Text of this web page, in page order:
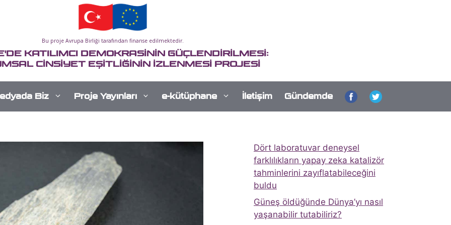
Bu proje Avrupa Birliği tarafından finanse edilmektedir.
KATILIMCI DEMOKRASİNİN GÜÇLENDİRİLMESİ:
CİNSİYET EŞİTLİĞİNİN İZLENMESİ PROJESİ
Biz Proje Yayınları e-kütüphane İletişim Gündemde
Dört laboratuvar deneysel
farklılıkların yapay zeka katalizör
tahminlerini zayıflatabileceğini
buldu
Güneş öldüğünde Dünya’yı nasıl
yaşanabilir tutabiliriz?